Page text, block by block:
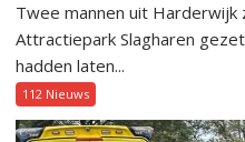
Twee mannen uit
Attractiepark Slagharen
hadden laten...
112 Nieuws